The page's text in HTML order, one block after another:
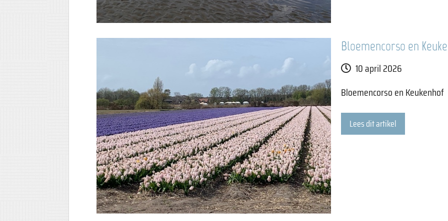
Bloemencorso en
10 april 2026
Bloemencorso en Keukenhof
Lees dit artikel